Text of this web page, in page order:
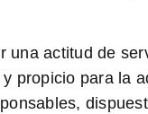
una actitud de
propicio para la